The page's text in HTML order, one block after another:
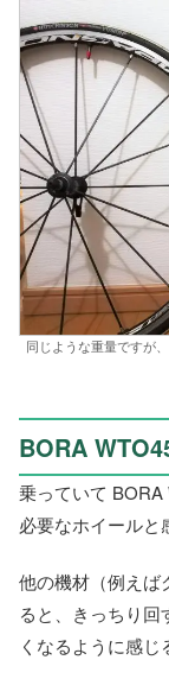
同じような重量ですが
BORA
乗っていて
必要なホイールと
他の機材（例えば
ると、きっちり
くなるように感じ